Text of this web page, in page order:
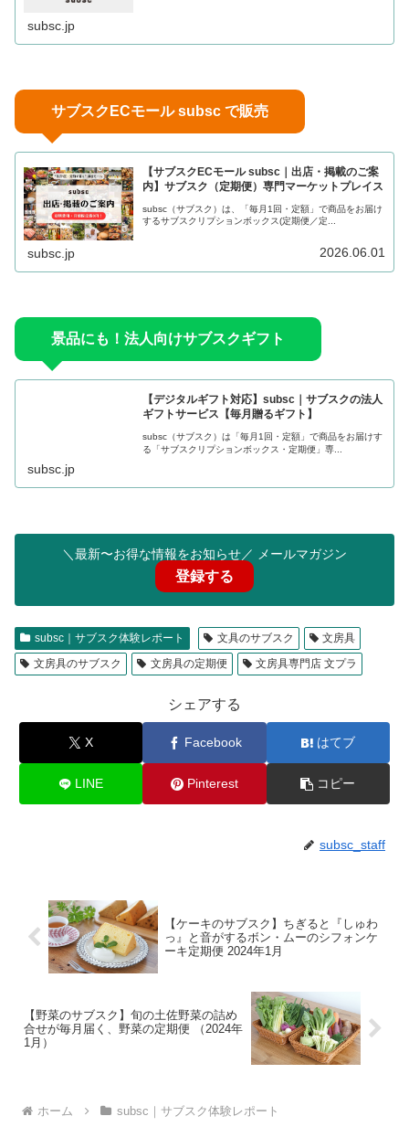
subsc.jp
サブスクECモール subsc で販売
【サブスクECモール subsc｜出店・掲載のご案
内】サブスク（定期便）専門マーケットプレイス
subsc（サブスク）は、「毎月1回・定額」で商品をお届け
するサブスクリプションボックス(定期便／定...
subsc.jp 2026.06.01
景品にも！法人向けサブスクギフト
【デジタルギフト対応】subsc｜サブスクの法人
ギフトサービス【毎月贈るギフト】
subsc（サブスク）は「毎月1回・定額」で商品をお届けす
る「サブスクリプションボックス・定期便」専...
subsc.jp
＼最新〜お得な情報をお知らせ／ メールマガジン
登録する
subsc｜サブスク体験レポート 文具のサブスク
文房具
文房具のサブスク
文房具の定期便 文房具専門店 文プラ
シェアする
X Facebook はてブ
LINE Pinterest コピー
subsc_staff
【ケーキのサブスク】ちぎると『しゅわ
っ』と音がするボン・ムーのシフォンケ
ーキ定期便 2024年1月
【野菜のサブスク】旬の土佐野菜の詰め
合せが毎月届く、野菜の定期便 （2024年
1月）
ホーム subsc｜サブスク体験レポート